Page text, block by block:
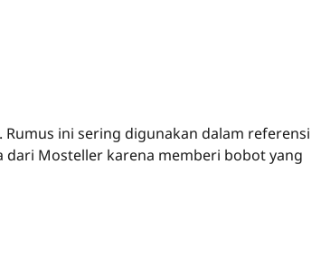
Rumus ini sering digunakan dalam referensi
dari Mosteller karena memberi bobot yang